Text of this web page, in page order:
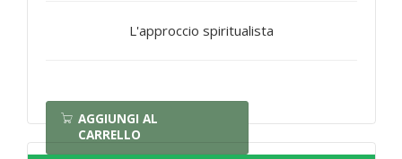
L'approccio spiritualista
AGGIUNGI AL
CARRELLO